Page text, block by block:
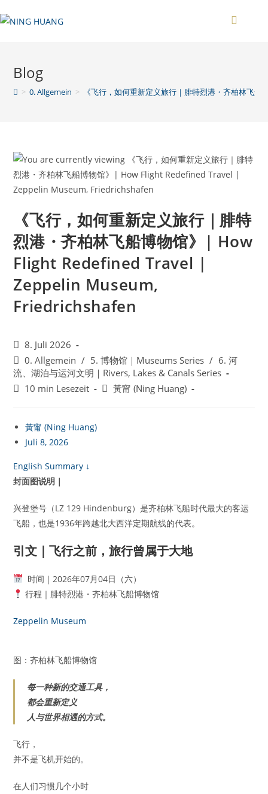
Inhalt
Blog
> 0. Allgemein > 《飞行，如何重新定义旅行｜腓特烈港・齐柏林飞
《飞行，如何重新定义旅行｜腓特
烈港・齐柏林飞船博物馆》| How
Flight Redefined Travel |
Zeppelin Museum,
Friedrichshafen
Beitrag
veröffentlicht:
8. Juli 2026
Beitrags-
Kategorie:
0. Allgemein / 5. 博物馆｜Museums Series / 6. 河
流、湖泊与运河文明｜Rivers, Lakes & Canals Series
Lesedauer:
10 min Lesezeit
Beitrags-
黃甯 (Ning Huang)
黃甯 (Ning Huang)
Juli 8, 2026
English Summary ↓
封面图说明｜
兴登堡号（LZ 129 Hindenburg）是齐柏林飞船时代最大的客运
飞船，也是1936年跨越北大西洋定期航线的代表。
引文｜飞行之前，旅行曾属于大地
时间｜2026年07月04日（六）
行程｜腓特烈港・齐柏林飞船博物馆
Zeppelin Museum
图：齐柏林飞船博物馆
每一种新的交通工具，
都会重新定义
人与世界相遇的方式。
飞行，
并不是飞机开始的。
在人们习惯几个小时